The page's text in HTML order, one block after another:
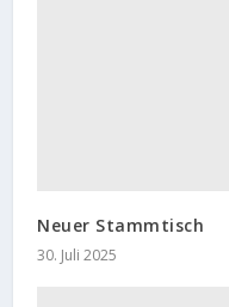
Neuer Stammtisch
30. Juli 2025